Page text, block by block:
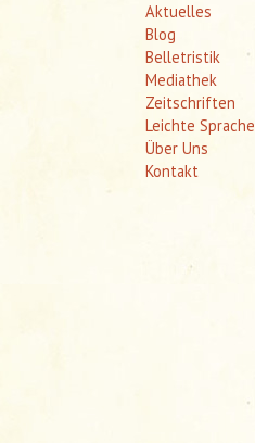
Aktuelles
Blog
Belletristik
Mediathek
Zeitschriften
Leichte Sprache
Über Uns
Kontakt